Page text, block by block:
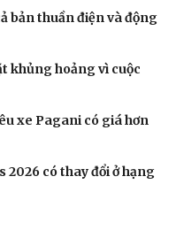
bản thuần điện và động
khủng hoảng vì cuộc
xe Pagani có giá hơn
2026 có thay đổi ở hạng